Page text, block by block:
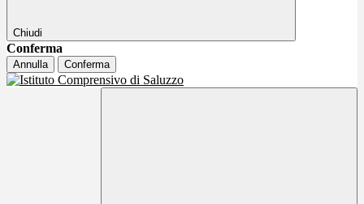
Chiudi
Conferma
Annulla Conferma